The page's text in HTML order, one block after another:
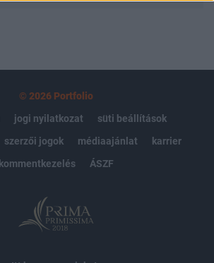
© 2026 Portfolio
jogi nyilatkozat
süti beállítások
szerzői jogok médiaajánlat
karrier
kommentkezelés
ÁSZF